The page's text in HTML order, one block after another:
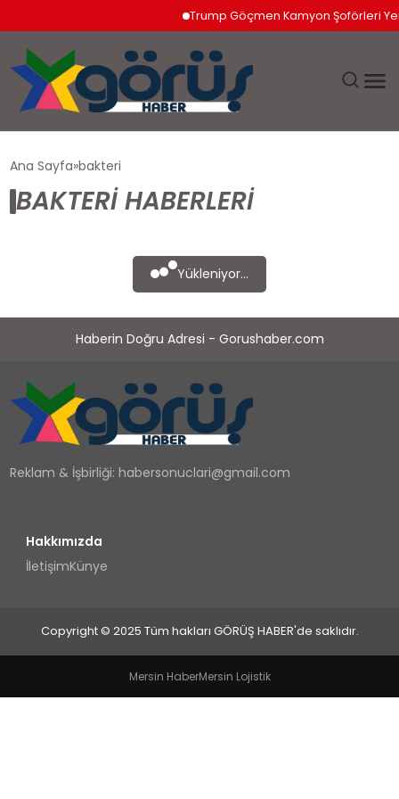
Trump Göçmen Kamyon Şoförleri
EKONOMI
SPOR
TEKNOLOJI
YAŞAM
Ana Sayfa bakteri
BAKTERI HABERLERI
Yükleniyor...
Haberin Doğru Adresi - Gorushaber.com
Reklam & İşbirliği:habersonuclari@gmail.com
Hakkımızda
İletişimKünye
Copyright © 2025 Tüm hakları GÖRÜŞ HABER'de saklıdır.
Mersin HaberMersin Lojistik